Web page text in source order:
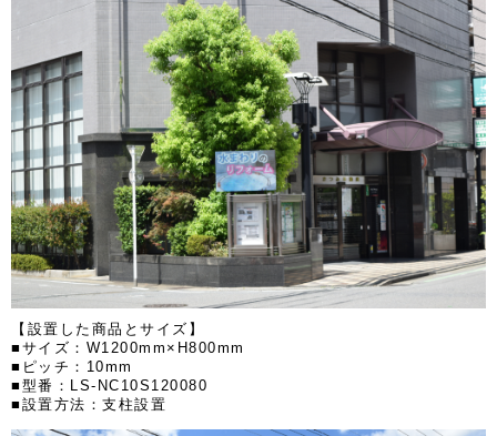
【設置した商品とサイズ】
■サイズ：W1200mm×H800mm
■ピッチ：10mm
■型番：LS-NC10S120080
■設置方法：支柱設置